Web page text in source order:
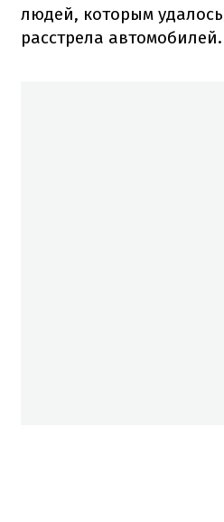
людей, которым
расстрела автомобилей.